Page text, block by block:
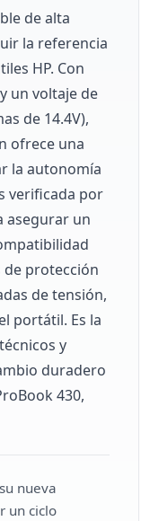
de alta
la referencia
HP. Con
un voltaje de
de 14.4V),
ofrece una
la autonomía
verificada por
asegurar un
protección
de tensión,
portátil. Es la
y
duradero
430,
nueva
un ciclo